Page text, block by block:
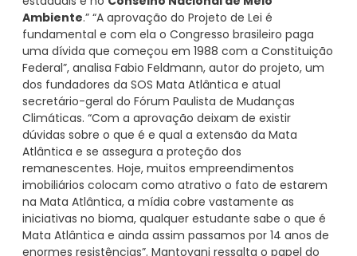
Ambiente.” “A aprovação do Projeto de Lei é
fundamental e com ela o Congresso brasileiro paga
uma dívida que começou em 1988 com a Constituição
Federal”, analisa Fabio Feldmann, autor do projeto, um
dos fundadores da SOS Mata Atlântica e atual
secretário-geral do Fórum Paulista de Mudanças
Climáticas. “Com a aprovação deixam de existir
dúvidas sobre o que é e qual a extensão da Mata
Atlântica e se assegura a proteção dos
remanescentes. Hoje, muitos empreendimentos
imobiliários colocam como atrativo o fato de estarem
na Mata Atlântica, a mídia cobre vastamente as
iniciativas no bioma, qualquer estudante sabe o que é
Mata Atlântica e ainda assim passamos por 14 anos de
enormes resistências”. Mantovani ressalta o papel do